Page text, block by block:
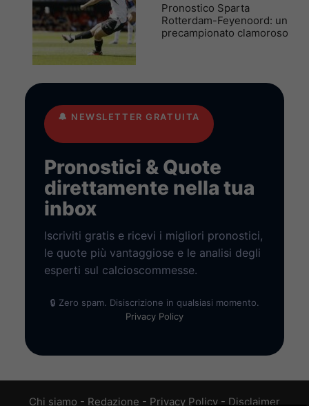
Pronostico Sparta
Rotterdam-Feyenoord: un
precampionato clamoroso
🔔 NEWSLETTER GRATUITA
Pronostici & Quote
direttamente nella tua
inbox
Iscriviti gratis e ricevi i migliori pronostici,
le quote più vantaggiose e le analisi degli
esperti sul calcioscommesse.
🔒 Zero spam. Disiscrizione in qualsiasi momento.
Privacy Policy
Chi siamo - Redazione - Privacy Policy - Disclaimer